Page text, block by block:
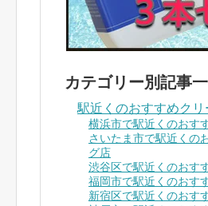
カテゴリー別記事
駅近くのおすすめク
横浜市で駅近くのおす
さいたま市で駅近くの
グ店
渋谷区で駅近くのおす
福岡市で駅近くのおす
新宿区で駅近くのおす